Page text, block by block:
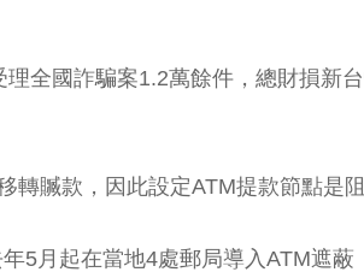
全國詐騙案1.2萬餘件，總財損新
贓款，因此設定ATM提款節點是
5月起在當地4處郵局導入ATM遮蔽